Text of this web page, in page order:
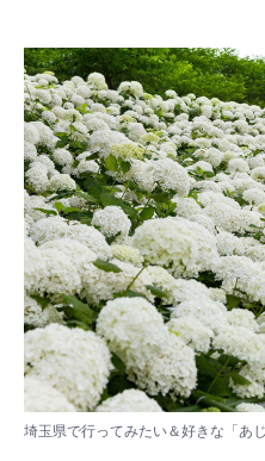
埼玉県で行ってみたい＆好きな「あ